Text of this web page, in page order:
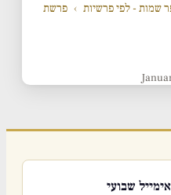
שמות - לפי פרשיות › פרשת
שבועי